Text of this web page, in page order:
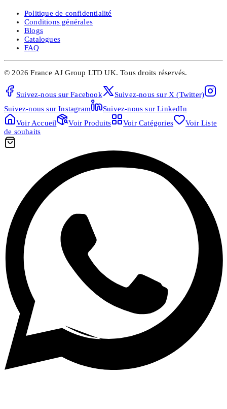
Politique de confidentialité
Conditions générales
Blogs
Catalogues
FAQ
© 2026 France AJ Group LTD UK.Tous droits réservés.
Suivez-nous sur Facebook Suivez-nous sur X (Twitter)
Suivez-nous sur Instagram Suivez-nous sur LinkedIn
Voir Accueil Voir Produits Voir Catégories Voir Liste
de souhaits